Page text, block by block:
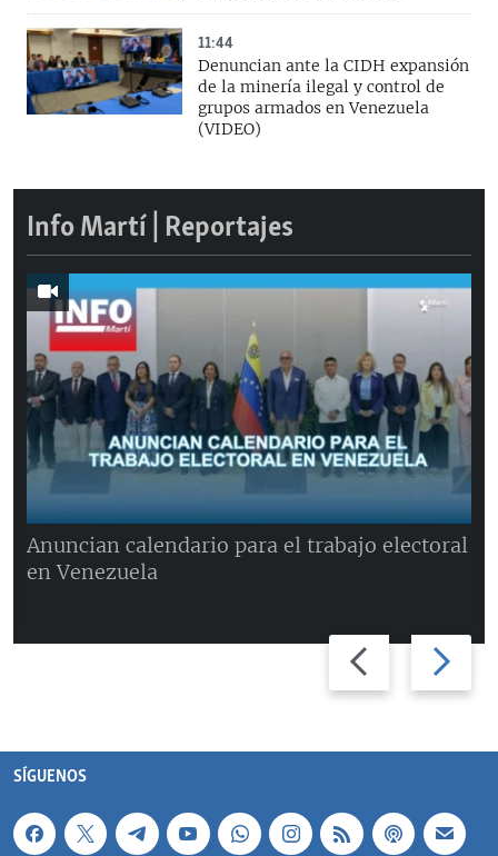
11:44
Denuncian ante la CIDH expansión
de la minería ilegal y control de
grupos armados en Venezuela
(VIDEO)
Info Martí | Reportajes
Previous
slide
Next
slide
Anuncian calendario para el trabajo electoral
en Venezuela
SÍGUENOS